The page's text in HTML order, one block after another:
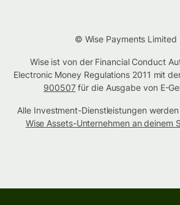
© Wise Payments Limited
Wise ist von der Financial Conduct
Electronic Money Regulations 2011 mit
900507für die Ausgabe von E-
Alle Investment-Dienstleistungen
Wise Assets-Unternehmen an deinem